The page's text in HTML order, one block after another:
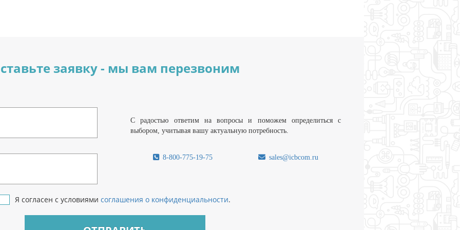
заявку - мы вам перезвоним
С радостью ответим на вопросы и поможем определиться с
выбором, учитывая вашу актуальную потребность.
8-800-775-19-75 sales@icbcom.ru
Я согласен с условиями соглашения о конфиденциальности.